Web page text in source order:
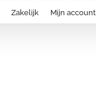
Zakelijk Mijn account